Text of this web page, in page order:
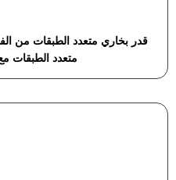
قدر بخاري متعدد الطبقات من
متعدد الطبقات